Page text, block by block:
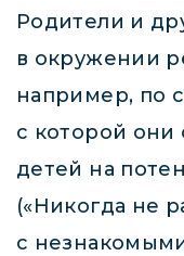
Родители и
в окружении
например, по
с которой
детей на
(«Никогда не
с